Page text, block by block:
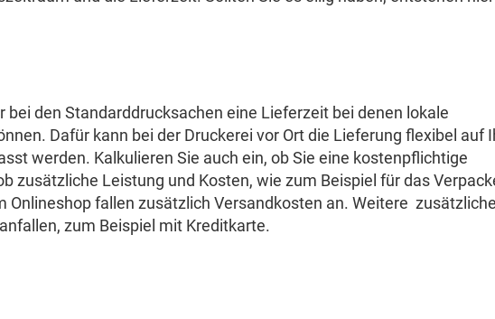
bei den Standarddrucksachen eine Lieferzeit bei denen lokale
Dafür kann bei der Druckerei vor Ort die Lieferung flexibel auf
werden. Kalkulieren Sie auch ein, ob Sie eine kostenpflichtige
zusätzliche Leistung und Kosten, wie zum Beispiel für das
Onlineshop fallen zusätzlich Versandkosten an. Weitere zusätzliche
zum Beispiel mit Kreditkarte.